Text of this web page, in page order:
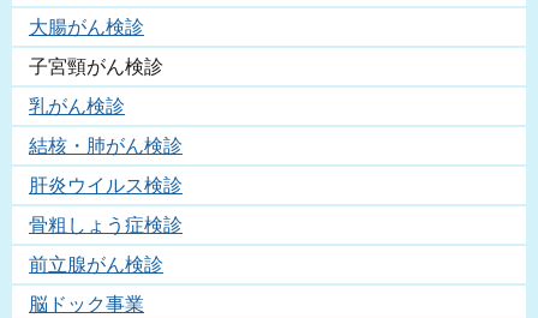
大腸がん検診
子宮頸がん検診
乳がん検診
結核・肺がん検診
肝炎ウイルス検診
骨粗しょう症検診
前立腺がん検診
脳ドック事業